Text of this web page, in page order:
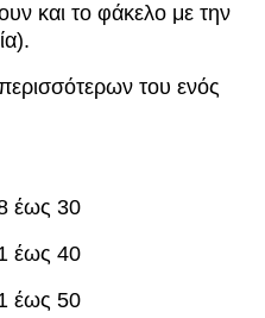
και το φάκελο με την
του ενός
έως 30
έως 40
έως 50